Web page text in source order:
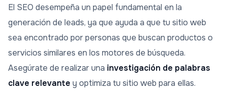
El SEO desempeña un papel fundamental en la
generación de leads, ya que ayuda a que tu sitio web
sea encontrado por personas que buscan productos o
servicios similares en los motores de búsqueda.
Asegúrate de realizar una investigación de palabras
clave relevante y optimiza tu sitio web para ellas.